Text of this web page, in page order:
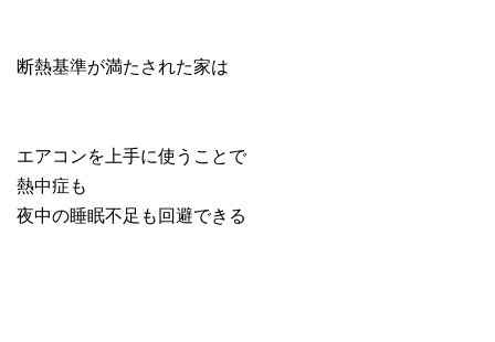
断熱基準が満たされた家は
エアコンを上手に使うことで
熱中症も
夜中の睡眠不足も回避できる